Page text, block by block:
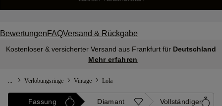
Bewertungen FAQVersand & Rückgabe
Kostenloser & versicherter Versand aus Frankfurt für Deutschland
Mehr erfahren
... Verlobungsringe Vintage Lola
Fassung Diamant Vollständiger